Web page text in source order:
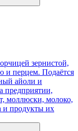
зернистой,
и перцем. Подаётся
айоли и
предприятии,
моллюски, молоко,
и продукты их